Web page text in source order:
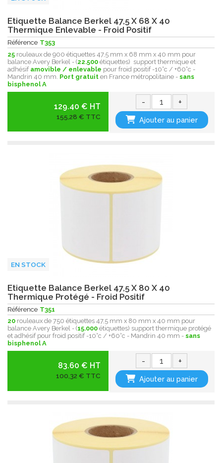
Etiquette Balance Berkel 47,5 X 68 X 40
Thermique Enlevable - Froid Positif
Référence T353
25 rouleaux de 900 étiquettes 47,5 mm x 68 mm x 40 mm pour
balance Avery Berkel - (22.500 étiquettes) support thermique et
adhésif amovible / enlevable pour froid positif -10°c / +60°c -
Mandrin 40 mm. Port gratuit en France métropolitaine - sans
bisphenol A
129.40 € HT
155,28 € TTC
- +
Ajouter au panier
EN STOCK
Etiquette Balance Berkel 47,5 X 80 X 40
Thermique Protégé - Froid Positif
Référence T351
20 rouleaux de 750 étiquettes 47,5 mm x 80 mm x 40 mm pour
balance Avery Berkel - (15.000 étiquettes) support thermique protégé
et adhésif pour froid positif -10°c / +60°c - Mandrin 40 mm - sans
bisphenol A
83.60 € HT
100,32 € TTC
- +
Ajouter au panier